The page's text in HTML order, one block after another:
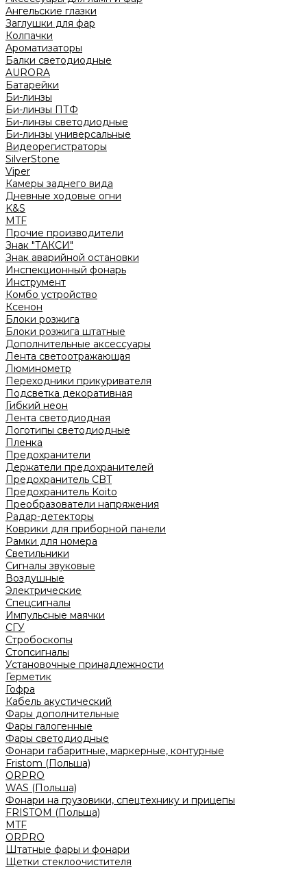
Ангельские глазки
Заглушки для фар
Колпачки
Ароматизаторы
Балки светодиодные
AURORA
Батарейки
Би-линзы
Би-линзы ПТФ
Би-линзы светодиодные
Би-линзы универсальные
Видеорегистраторы
SilverStone
Viper
Камеры заднего вида
Дневные ходовые огни
K&S
MTF
Прочие производители
Знак "ТАКСИ"
Знак аварийной остановки
Инспекционный фонарь
Инструмент
Комбо устройство
Ксенон
Блоки розжига
Блоки розжига штатные
Дополнительные аксессуары
Лента светоотражающая
Люминометр
Переходники прикуривателя
Подсветка декоративная
Гибкий неон
Лента светодиодная
Логотипы светодиодные
Пленка
Предохранители
Держатели предохранителей
Предохранитель CBT
Предохранитель Koito
Преобразователи напряжения
Радар-детекторы
Коврики для приборной панели
Рамки для номера
Светильники
Сигналы звуковые
Воздушные
Электрические
Спецсигналы
Импульсные маячки
СГУ
Стробоскопы
Стопсигналы
Установочные принадлежности
Герметик
Гофра
Кабель акустический
Фары дополнительные
Фары галогенные
Фары светодиодные
Фонари габаритные, маркерные, контурные
Fristom (Польша)
ORPRO
WAS (Польша)
Фонари на грузовики, спецтехнику и прицепы
FRISTOM (Польша)
MTF
ORPRO
Штатные фары и фонари
Щетки стеклоочистителя